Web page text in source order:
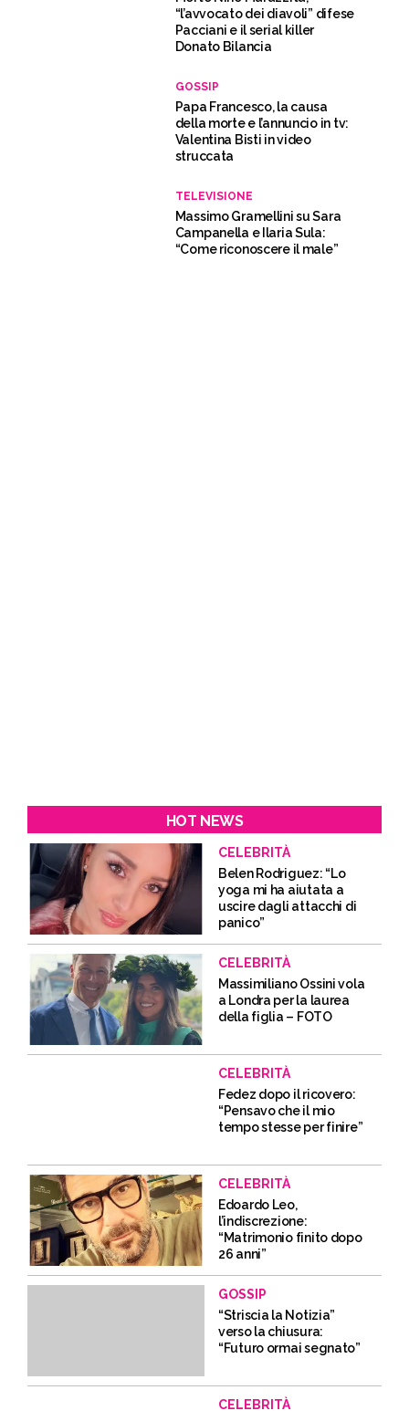
“l’avvocato dei diavoli” difese
Pacciani e il serial killer
Donato Bilancia
GOSSIP
Papa Francesco, la causa
della morte e l’annuncio in tv:
Valentina Bisti in video
struccata
TELEVISIONE
Massimo Gramellini su Sara
Campanella e Ilaria Sula:
“Come riconoscere il male”
HOT NEWS
CELEBRITÀ
Belen Rodriguez: “Lo
yoga mi ha aiutata a
uscire dagli attacchi di
panico”
CELEBRITÀ
Massimiliano Ossini vola
a Londra per la laurea
della figlia – FOTO
CELEBRITÀ
Fedez dopo il ricovero:
“Pensavo che il mio
tempo stesse per finire”
CELEBRITÀ
Edoardo Leo,
l’indiscrezione:
“Matrimonio finito dopo
26 anni”
GOSSIP
“Striscia la Notizia”
verso la chiusura:
“Futuro ormai segnato”
CELEBRITÀ